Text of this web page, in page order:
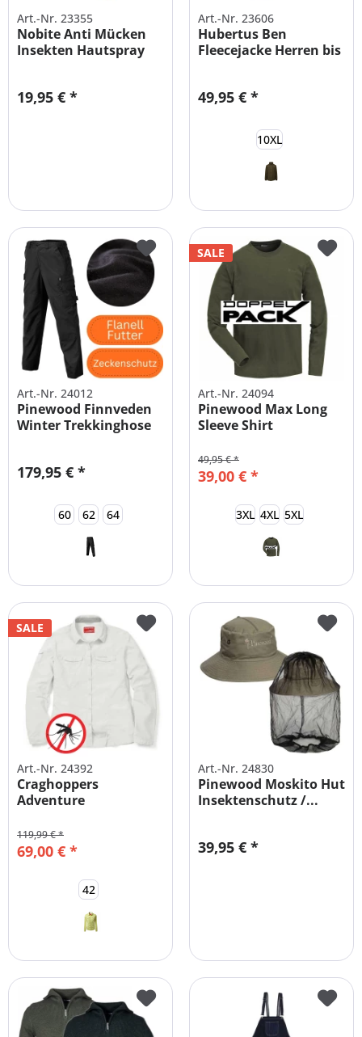
Art.-Nr. 23355
Nobite Anti Mücken
Insekten Hautspray
19,95 € *
Art.-Nr. 23606
Hubertus Ben
Fleecejacke Herren bis
49,95 € *
10XL
Art.-Nr. 24012
Pinewood Finnveden
Winter Trekkinghose
179,95 € *
60 62 64
SALE
Art.-Nr. 24094
Pinewood Max Long
Sleeve Shirt
39,00 € *
49,95 € *
3XL 4XL 5XL
SALE
Art.-Nr. 24392
Craghoppers
Adventure
Damenbluse
69,00 € *
119,99 € *
42
Art.-Nr. 24830
Pinewood Moskito Hut
Insektenschutz /...
39,95 € *